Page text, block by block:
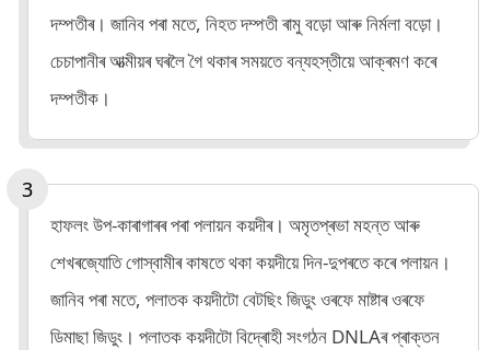
দম্পতীৰ। জানিব পৰা মতে, নিহত দম্পতী ৰামু বড়ো আৰু নিৰ্মলা বড়ো।
চেচাপানীৰ আত্মীয়ৰ ঘৰলৈ গৈ থকাৰ সময়তে বন্যহস্তীয়ে আক্ৰমণ কৰে
দম্পতীক।
হাফলং উপ-কাৰাগাৰৰ পৰা পলায়ন কয়দীৰ। অমৃতপ্ৰভা মহন্ত আৰু
শেখৰজ্যোতি গোস্বামীৰ কাষতে থকা কয়দীয়ে দিন-দুপৰতে কৰে পলায়ন।
জানিব পৰা মতে, পলাতক কয়দীটো বেটছিং জিডুং ওৰফে মাষ্টাৰ ওৰফে
ডিমাছা জিডুং। পলাতক কয়দীটো বিদ্ৰোহী সংগঠন DNLAৰ প্ৰাক্তন